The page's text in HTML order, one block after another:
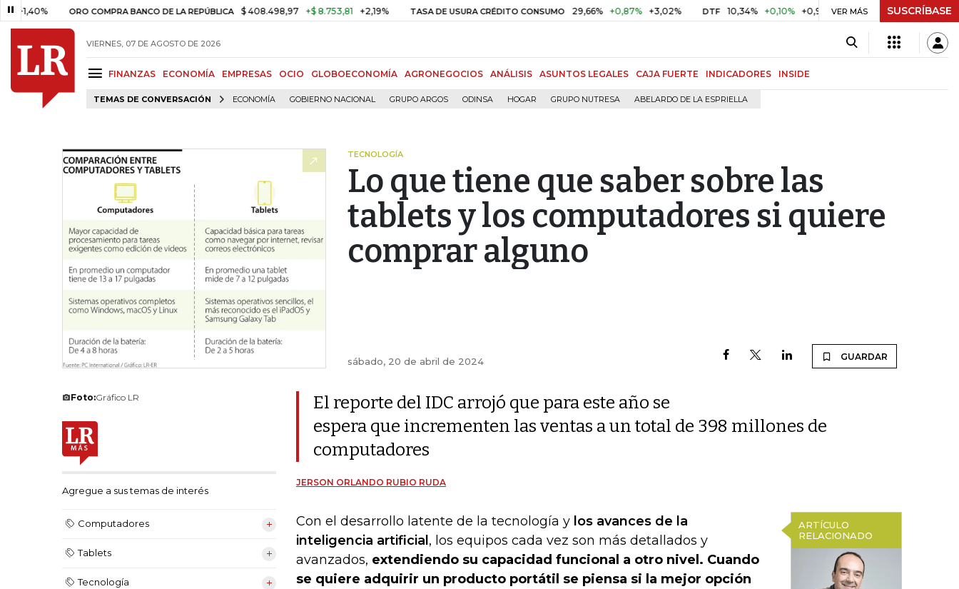
ORO COMPRA BANCO DE LA REPÚBLICA $ 408.498,97 +$ 8.753,81 +2,19% TASA DE USURA CRÉDITO CONSUMO 29,66% +0,87% +3,02% DTF 10,34% +0,10% +0,98% UVR $ 416,91 +$ 0,05 +0,01%
VER MÁS SUSCRÍBASE
VIERNES, 07 DE AGOSTO DE 2026
FINANZAS ECONOMÍA EMPRESAS OCIO GLOBOECONOMÍA AGRONEGOCIOS ANÁLISIS ASUNTOS LEGALES CAJA FUERTE INDICADORES INSIDE
TEMAS DE CONVERSACIÓN ECONOMÍA GOBIERNO NACIONAL GRUPO ARGOS ODINSA HOGAR GRUPO NUTRESA ABELARDO DE LA ESPRIELLA
TECNOLOGÍA
Lo que tiene que saber sobre las
tablets y los computadores si quiere
comprar alguno
sábado, 20 de abril de 2024 GUARDAR
Foto:Gráfico LR
Agregue a sus temas de interés
Computadores
Tablets
Tecnología
El reporte del IDC arrojó que para este año se
espera que incrementen las ventas a un total de 398 millones de
computadores
JERSON ORLANDO RUBIO RUDA
ARTÍCULO
RELACIONADO
Con el desarrollo latente de la tecnología y los avances de la
inteligencia artificial , los equipos cada vez son más detallados y
avanzados, extendiendo su capacidad funcional a otro nivel. Cuando
se quiere adquirir un producto portátil se piensa si la mejor opción